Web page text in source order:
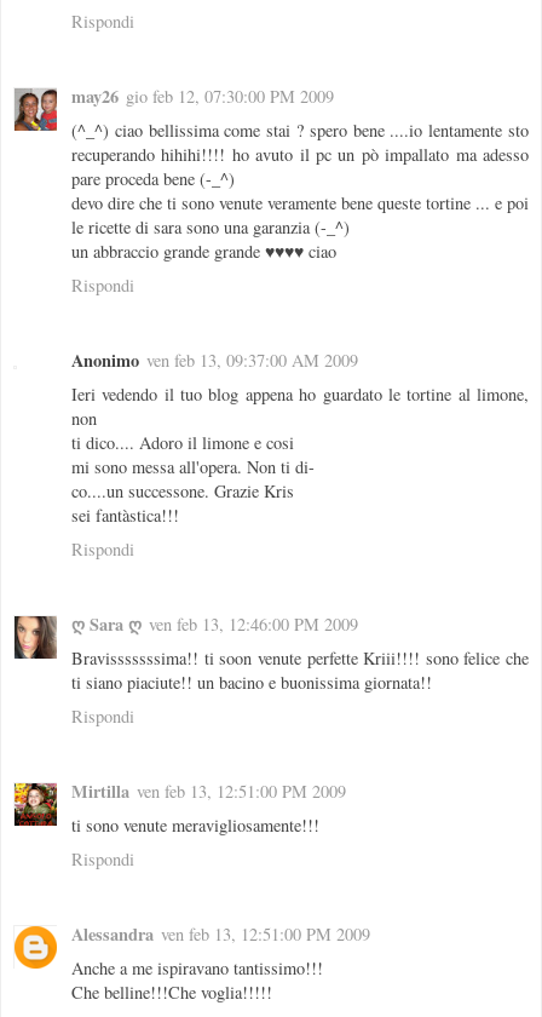
Rispondi
may26 gio feb 12, 07:30:00 PM 2009
(^_^) ciao bellissima come stai ? spero bene ....io lentamente sto
recuperando hihihi!!!! ho avuto il pc un pò impallato ma adesso
pare proceda bene (-_^)
devo dire che ti sono venute veramente bene queste tortine ... e poi
le ricette di sara sono una garanzia (-_^)
un abbraccio grande grande ♥♥♥♥ ciao
Rispondi
Anonimo ven feb 13, 09:37:00 AM 2009
Ieri vedendo il tuo blog appena ho guardato le tortine al limone,
non
ti dico.... Adoro il limone e cosi
mi sono messa all'opera. Non ti di-
co....un successone. Grazie Kris
sei fantàstica!!!
Rispondi
ღ Sara ღ ven feb 13, 12:46:00 PM 2009
Bravisssssssima!! ti soon venute perfette Kriii!!!! sono felice che
ti siano piaciute!! un bacino e buonissima giornata!!
Rispondi
Mirtilla ven feb 13, 12:51:00 PM 2009
ti sono venute meravigliosamente!!!
Rispondi
Alessandra ven feb 13, 12:51:00 PM 2009
Anche a me ispiravano tantissimo!!!
Che belline!!!Che voglia!!!!!